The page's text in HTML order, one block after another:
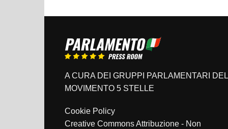
A CURA DEI GRUPPI PARLAMENTARI DEL
MOVIMENTO 5 STELLE
Cookie Policy
Creative Commons Attribuzione - Non